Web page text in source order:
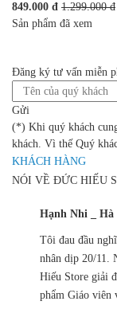
849.000 đ 1.299.000 đ
Sản phẩm đã xem
Đăng ký tư vấn miễn
Gửi
(*) Khi quý khách
khách. Vì thế Quý
KHÁCH HÀNG
NÓI VỀ ĐỨC HIẾU
Hạnh Nhi _ Hà
Tôi đau đầu
nhân dịp 20/11.
Hiếu Store giải
phẩm Giáo viên